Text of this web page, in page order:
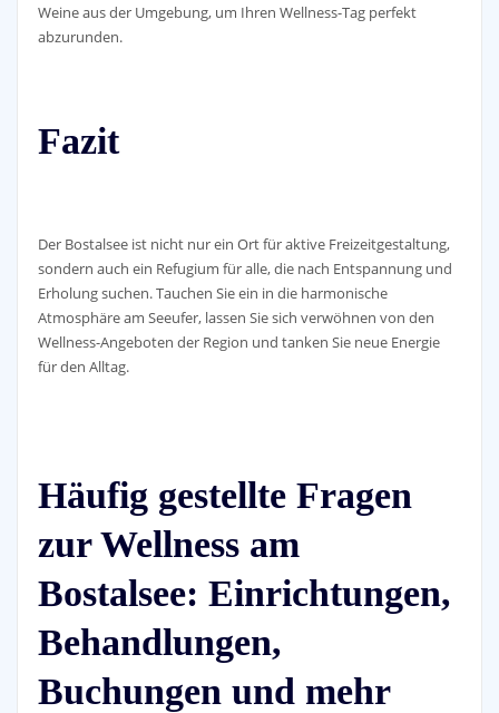
Weine aus der Umgebung, um Ihren Wellness-Tag perfekt
abzurunden.
Fazit
Der Bostalsee ist nicht nur ein Ort für aktive Freizeitgestaltung,
sondern auch ein Refugium für alle, die nach Entspannung und
Erholung suchen. Tauchen Sie ein in die harmonische
Atmosphäre am Seeufer, lassen Sie sich verwöhnen von den
Wellness-Angeboten der Region und tanken Sie neue Energie
für den Alltag.
Häufig gestellte Fragen
zur Wellness am
Bostalsee: Einrichtungen,
Behandlungen,
Buchungen und mehr